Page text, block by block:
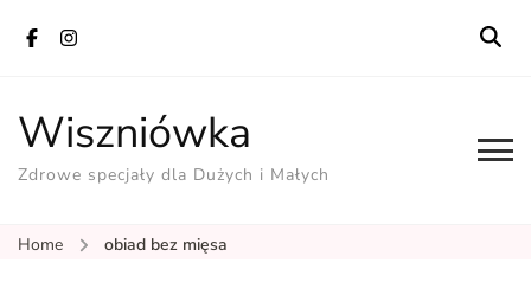
Wiszniówka
Zdrowe specjały dla Dużych i Małych
Home obiad bez mięsa